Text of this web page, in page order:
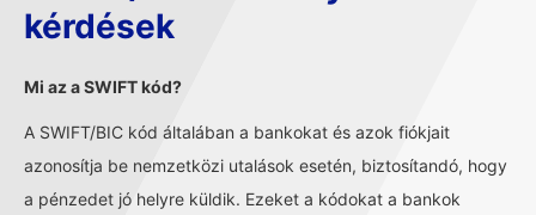
kérdések
Mi az a SWIFT kód?
A SWIFT/BIC kód általában a bankokat és azok fiókjait
azonosítja be nemzetközi utalások esetén, biztosítandó, hogy
a pénzedet jó helyre küldik. Ezeket a kódokat a bankok